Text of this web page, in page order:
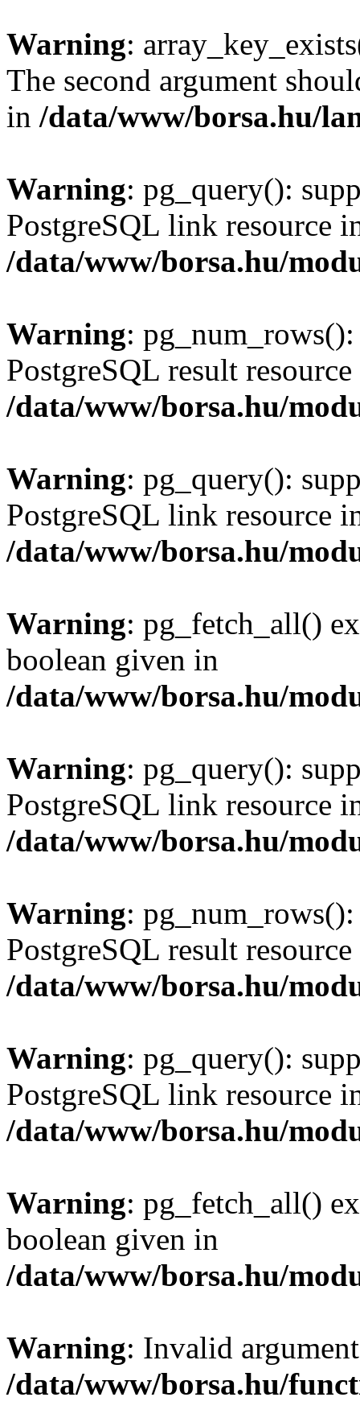
Warning:
The second argument
in /data/www/borsa.hu/
Warning: pg_query():
PostgreSQL link resource
/data/www/borsa.hu/
Warning:
PostgreSQL result
/data/www/borsa.hu/
Warning: pg_query():
PostgreSQL link resource
/data/www/borsa.hu/
Warning: pg_fetch_all()
boolean given in
/data/www/borsa.hu/
Warning: pg_query():
PostgreSQL link resource
/data/www/borsa.hu/
Warning:
PostgreSQL result
/data/www/borsa.hu/
Warning: pg_query():
PostgreSQL link resource
/data/www/borsa.hu/
Warning: pg_fetch_all()
boolean given in
/data/www/borsa.hu/
Warning: Invalid
/data/www/borsa.hu/